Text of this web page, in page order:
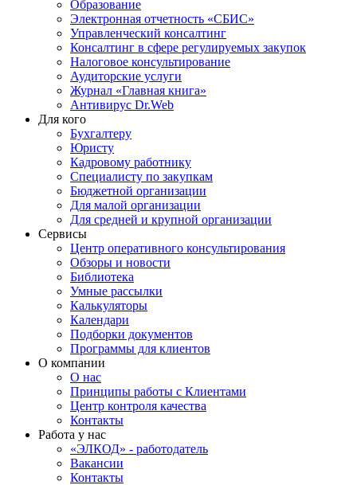
Образование
Электронная отчетность «СБИС»
Управленческий консалтинг
Консалтинг в сфере регулируемых закупок
Налоговое консультирование
Аудиторские услуги
Журнал «Главная книга»
Антивирус Dr.Web
Для кого
Бухгалтеру
Юристу
Кадровому работнику
Специалисту по закупкам
Бюджетной организации
Для малой организации
Для средней и крупной организации
Сервисы
Центр оперативного консультирования
Обзоры и новости
Библиотека
Умные рассылки
Калькуляторы
Календари
Подборки документов
Программы для клиентов
О компании
О нас
Принципы работы с Клиентами
Центр контроля качества
Контакты
Работа у нас
«ЭЛКОД» - работодатель
Вакансии
Контакты